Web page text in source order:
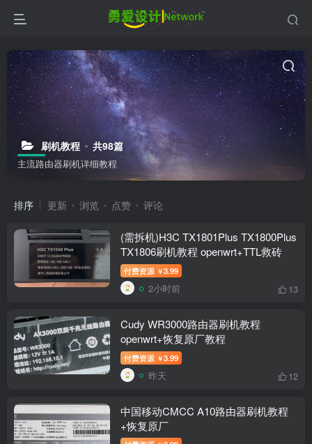
刷机教程 共98篇
主流路由器刷机详细教程
排序 更新 浏览 点赞 评论
(需拆机)H3C TX1801Plus TX1800Plus
TX1806刷机教程 openwrt+TTL救砖
付费资源 ￥3.99
2小时前 13
Cudy WR3000路由器刷机教程
openwrt+恢复原厂教程
付费资源 ￥3.99
昨天 12
中国移动CMCC A10路由器刷机教程
+恢复原厂